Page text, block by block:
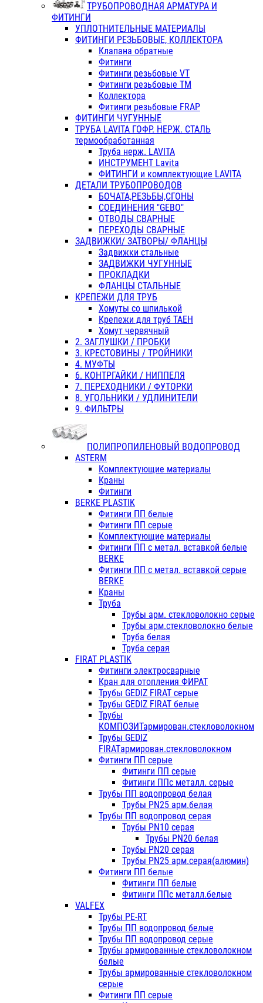
ТРУБОПРОВОДНАЯ АРМАТУРА И
ФИТИНГИ
УПЛОТНИТЕЛЬНЫЕ МАТЕРИАЛЫ
ФИТИНГИ РЕЗЬБОВЫЕ, КОЛЛЕКТОРА
Клапана обратные
Фитинги
Фитинги резьбовые VT
Фитинги резьбовые ТМ
Коллектора
Фитинги резьбовые FRAP
ФИТИНГИ ЧУГУННЫЕ
ТРУБА LAVITA ГОФР. НЕРЖ. СТАЛЬ
термообработанная
Труба нерж. LAVITA
ИНСТРУМЕНТ Lavita
ФИТИНГИ и комплектующие LAVITA
ДЕТАЛИ ТРУБОПРОВОДОВ
БОЧАТА,РЕЗЬБЫ,СГОНЫ
СОЕДИНЕНИЯ "GEBO"
ОТВОДЫ СВАРНЫЕ
ПЕРЕХОДЫ СВАРНЫЕ
ЗАДВИЖКИ/ ЗАТВОРЫ/ ФЛАНЦЫ
Задвижки стальные
ЗАДВИЖКИ ЧУГУННЫЕ
ПРОКЛАДКИ
ФЛАНЦЫ СТАЛЬНЫЕ
КРЕПЕЖИ ДЛЯ ТРУБ
Хомуты со шпилькой
Крепежи для труб ТАЕН
Хомут червячный
2. ЗАГЛУШКИ / ПРОБКИ
3. КРЕСТОВИНЫ / ТРОЙНИКИ
4. МУФТЫ
6. КОНТРГАЙКИ / НИППЕЛЯ
7. ПЕРЕХОДНИКИ / ФУТОРКИ
8. УГОЛЬНИКИ / УДЛИНИТЕЛИ
9. ФИЛЬТРЫ
ПОЛИПРОПИЛЕНОВЫЙ ВОДОПРОВОД
ASTERM
Комплектующие материалы
Краны
Фитинги
BERKE PLASTIK
Фитинги ПП белые
Фитинги ПП серые
Комплектующие материалы
Фитинги ПП с метал. вставкой белые
BERKE
Фитинги ПП с метал. вставкой серые
BERKE
Краны
Труба
Трубы арм. стекловолокно серые
Трубы арм.стекловолокно белые
Труба белая
Труба серая
FIRAT PLASTIK
Фитинги электросварные
Кран для отопления ФИРАТ
Трубы GEDIZ FIRAT серые
Трубы GEDIZ FIRAT белые
Трубы
КОМПОЗИТармирован.стекловолокном
Трубы GEDIZ
FIRATармирован.стекловолокном
Фитинги ПП серые
Фитинги ПП серые
Фитинги ППс металл. серые
Трубы ПП водопровод белая
Трубы PN25 арм.белая
Трубы ПП водопровод серая
Трубы PN10 серая
Трубы PN20 белая
Трубы PN20 серая
Трубы PN25 арм.серая(алюмин)
Фитинги ПП белые
Фитинги ПП белые
Фитинги ППс металл.белые
VALFEX
Трубы PE-RT
Трубы ПП водопровод белые
Трубы ПП водопровод серые
Трубы армированные стекловолокном
белые
Трубы армированные стекловолокном
серые
Фитинги ПП серые